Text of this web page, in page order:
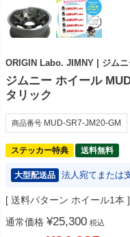
ORIGIN Labo. JIMNY | ジム
ジムニー ホイール
タリック
商品番号 MUD-SR7-JM20-GM
ステッカー特典 送料無料
大型配送品 法人宛てまたは
送料パターン ホイール1本
通常価格 ¥25,300 税込